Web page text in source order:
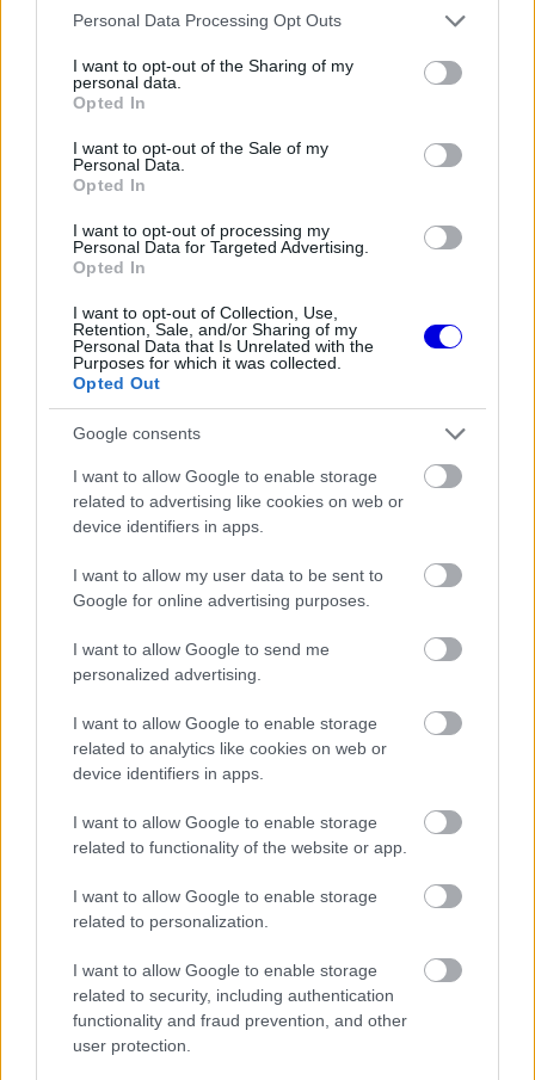
Please note that this website/app uses one or more Google
not limited to your visit or usage behaviour. You may click to
grant or deny consent to Google and its third-party tags to
use your data for below specified purposes in below Google
consent section.
Personal Data Processing Opt Outs
I want to opt-out of the Sharing of my
personal data.
Opted In
I want to opt-out of the Sale of my
Personal Data.
Opted In
I want to opt-out of processing my
Personal Data for Targeted Advertising.
Opted In
I want to opt-out of Collection, Use,
Retention, Sale, and/or Sharing of my
Personal Data that Is Unrelated with the
Purposes for which it was collected.
Opted Out
Google consents
I want to allow Google to enable storage
related to advertising like cookies on web or
device identifiers in apps.
I want to allow my user data to be sent to
Google for online advertising purposes.
I want to allow Google to send me
personalized advertising.
I want to allow Google to enable storage
related to analytics like cookies on web or
device identifiers in apps.
I want to allow Google to enable storage
related to functionality of the website or app.
I want to allow Google to enable storage
related to personalization.
I want to allow Google to enable storage
related to security, including authentication
functionality and fraud prevention, and other
user protection.
This
window.
The media could not be loaded, either because
the server or network failed or because the format
is not supported.
Az elszalasztott lehetőségek ellenére Wolff
bizakodó a csapat teljesítményét illetően.
valódi potenciálját, és jobb kivitelezéssel akár
dobogós helyezés is elérhető lett volna. A
Mercedesa következő, bahreini
versenyhétvégén próbálja majd kijavítani a
Japánban elkövetett hibákat.
EZEKET IS AJÁNLJUK
Adrian Newey megtörte a csendet
Christian Horner érkezéséről
Schumacher különleges jogai miatt
nem maradhatott a korábbi
Ferrari-pilótapáros